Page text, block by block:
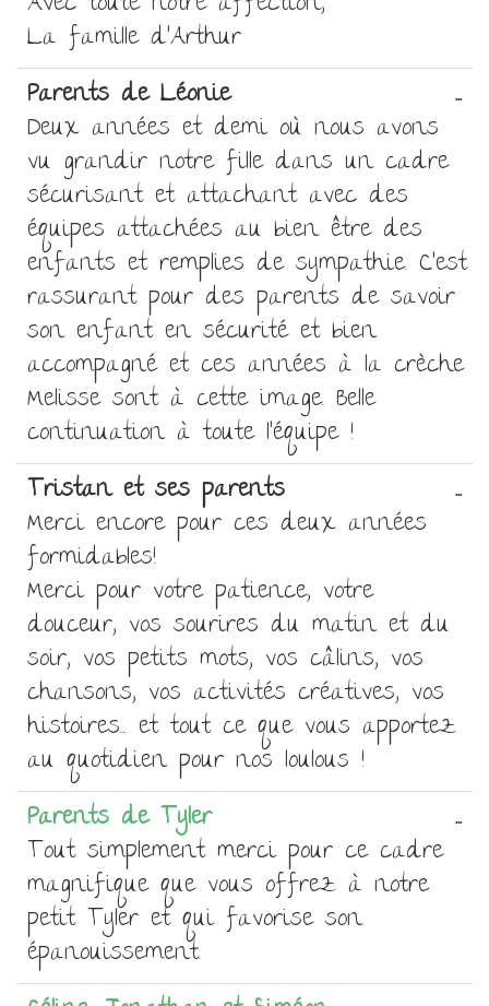
La famille d’Arthur
Parents de Léonie
Deux années et demi où nous avons
vu grandir notre fille dans un cadre
sécurisant et attachant avec des
équipes attachées au bien être des
enfants et remplies de sympathie. C’est
rassurant pour des parents de savoir
son enfant en sécurité et bien
accompagné et ces années à la crèche
Melisse sont à cette image. Belle
continuation à toute l’équipe !
...
Tristan et ses parents
Merci encore pour ces deux années
formidables!
Merci pour votre patience, votre
douceur, vos sourires du matin et du
soir, vos petits mots, vos câlins, vos
chansons, vos activités créatives, vos
histoires… et tout ce que vous apportez
au quotidien pour nos loulous !
...
Parents de Tyler
Tout simplement merci pour ce cadre
magnifique que vous offrez à notre
petit Tyler et qui favorise son
épanouissement.
...